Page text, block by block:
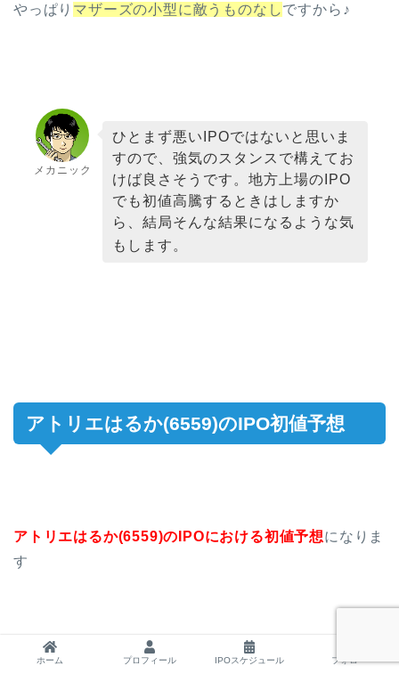
やっぱり マザーズの小型に敵うものなしですから♪
メカニック
ひとまず悪いIPOではないと思いま
すので、強気のスタンスで構えてお
けば良さそうです。地方上場のIPO
でも初値高騰するときはしますか
ら、結局そんな結果になるような気
もします。
アトリエはるか(6559)のIPO初値予想
アトリエはるか(6559)のIPOにおける初値予想になりま
す
直感的初値予想 “は仮条件決定後、”独断と偏見初値予
ホーム プロフィール IPOスケジュール フォロー